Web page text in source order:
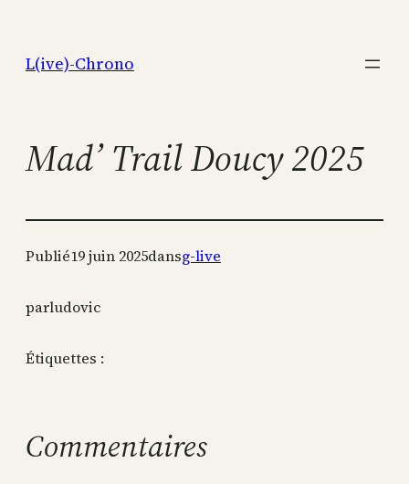
contenu
L(ive)-Chrono
Mad’ Trail Doucy 2025
Publié19 juin 2025dansg-live
parludovic
Étiquettes :
Commentaires